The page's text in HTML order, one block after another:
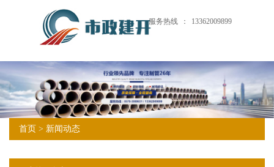
服务热线 ： 13362009899
首页 > 新闻动态